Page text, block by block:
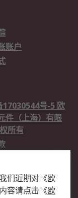
账户
17030544号-5 欧
件（上海）有限
所有
们近期对 《欧
容请点击 《欧